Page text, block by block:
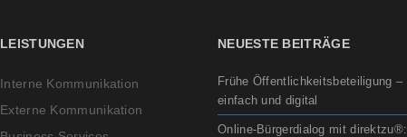
LEISTUNGEN
Interne Kommunikation
Externe Kommunikation
NEUESTE BEITRÄGE
Frühe Öffentlichkeitsbeteiligung –
einfach und digital
Online-Bürgerdialog mit direktzu®: